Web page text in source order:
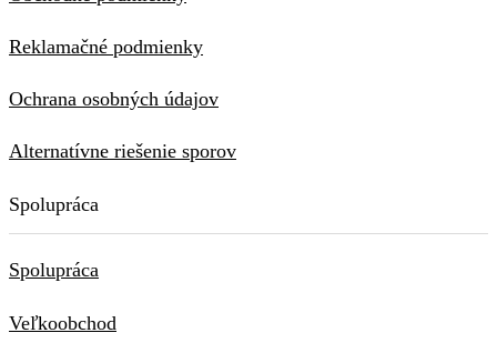
Reklamačné podmienky
Ochrana osobných údajov
Alternatívne riešenie sporov
Spolupráca
Spolupráca
Veľkoobchod